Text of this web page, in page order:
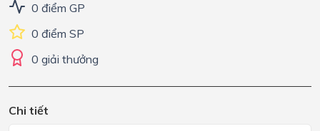
0 điểm GP
0 điểm SP
0 giải thưởng
Chi tiết